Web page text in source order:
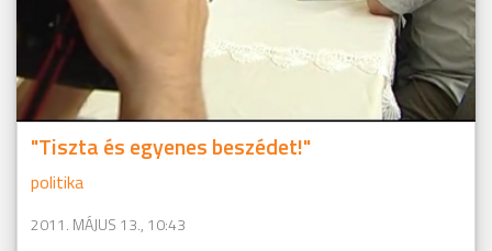
"Tiszta és egyenes beszédet!"
politika
2011. MÁJUS 13., 10:43